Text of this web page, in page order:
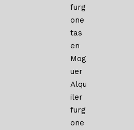
furg
one
tas
en
Mog
uer
Alqu
iler
furg
one